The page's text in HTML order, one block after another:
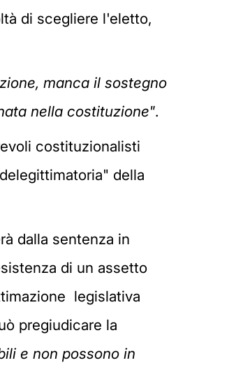
di scegliere l'eletto,
manca il sostegno
nella costituzione".
costituzionalisti
della
dalla sentenza in
di un assetto
legislativa
pregiudicare la
e non possono in